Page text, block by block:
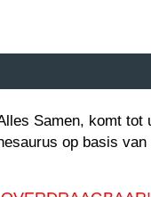
Samen, komt
op basis van